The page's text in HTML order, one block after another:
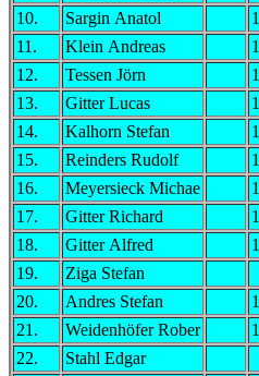
10.
Sargin Anatol
11.
Klein Andreas
12.
Tessen Jörn
13.
Gitter Lucas
14.
Kalhorn Stefan
15.
Reinders Rudolf
16.
Meyersieck Michae
17.
Gitter Richard
18.
Gitter Alfred
19.
Ziga Stefan
20.
Andres Stefan
21.
Weidenhöfer Rober
22.
Stahl Edgar